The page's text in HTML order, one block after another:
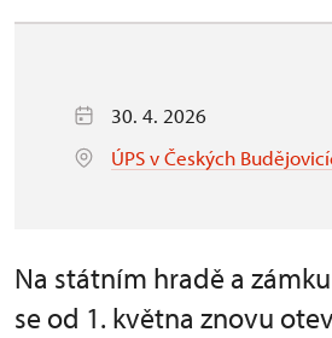
30. 4. 2026
ÚPS v Českých
Na státním hradě a
se od 1. května znovu